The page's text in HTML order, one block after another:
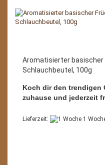
Aromatisierter basischer
Schlauchbeutel, 100g
Koch dir den trendigen
zuhause und jederzeit
Lieferzeit: 1